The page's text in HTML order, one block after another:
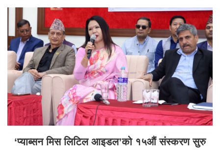
‘प्याब्सन मिस लिटिल आइडल’को १५औं संस्करण सुरु